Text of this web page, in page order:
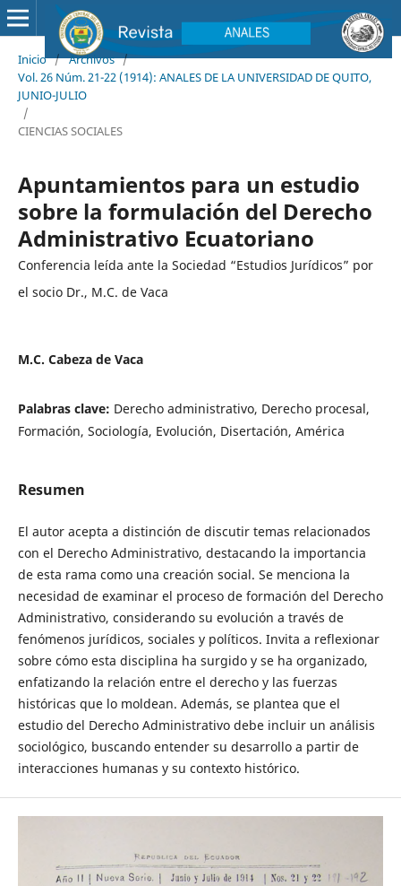
Inicio / Archivos /
Vol. 26 Núm. 21-22 (1914): ANALES DE LA UNIVERSIDAD DE QUITO,
JUNIO-JULIO
/
CIENCIAS SOCIALES
Apuntamientos para un estudio
sobre la formulación del Derecho
Administrativo Ecuatoriano
Conferencia leída ante la Sociedad “Estudios Jurídicos” por
el socio Dr., M.C. de Vaca
M.C. Cabeza de Vaca
Palabras clave: Derecho administrativo, Derecho procesal,
Formación, Sociología, Evolución, Disertación, América
Resumen
El autor acepta a distinción de discutir temas relacionados
con el Derecho Administrativo, destacando la importancia
de esta rama como una creación social. Se menciona la
necesidad de examinar el proceso de formación del Derecho
Administrativo, considerando su evolución a través de
fenómenos jurídicos, sociales y políticos. Invita a reflexionar
sobre cómo esta disciplina ha surgido y se ha organizado,
enfatizando la relación entre el derecho y las fuerzas
históricas que lo moldean. Además, se plantea que el
estudio del Derecho Administrativo debe incluir un análisis
sociológico, buscando entender su desarrollo a partir de
interacciones humanas y su contexto histórico.